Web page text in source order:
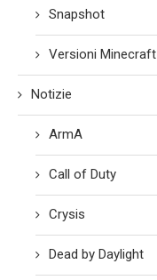
Snapshot
Versioni Minecraft
Notizie
ArmA
Call of Duty
Crysis
Dead by Daylight